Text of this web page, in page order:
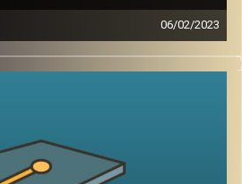
06/02/2023
בשנים האחרונות המשפט הבינלאומי
המאבק המרכזיים של מדינת ישראל.
AudioVersity